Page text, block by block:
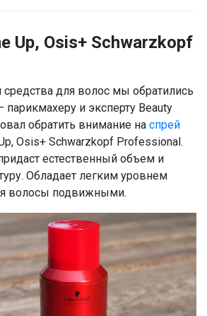
Up, Osis+ Schwarzkopf
для волос мы обратились
парикмахеру и эксперту Beauty
обратить внимание на спрей
Osis+ Schwarzkopf Professional.
естественный объем и
Обладает легким уровнем
волосы подвижными.